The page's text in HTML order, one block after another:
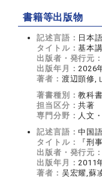
書籍等出版物
記述言語： 日本語
タイトル：基本
出版者・発行元：
出版年月：2026
著者： 渡辺顗修,
著書種別：教科
担当区分：共著
専門分野： 人文
記述言語：中国語
タイトル：
『刑
出版者・発行元：
出版年月：2011
著者： 吴宏耀,蘇